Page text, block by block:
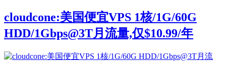
cloudcone:美国便宜VPS 1核/1G/60G
HDD/1Gbps@3T月流量,仅$10.99/年